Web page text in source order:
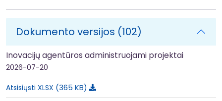
Dokumento versijos (102)
Inovacijų agentūros administruojami projektai
2026-07-20
Atsisiųsti XLSX 365 KB